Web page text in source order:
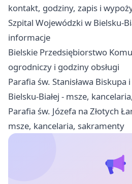
kontakt, godziny, zapis i
Szpital Wojewódzki w Bielsku-
informacje
Bielskie Przedsiębiorstwo
ogrodniczy i godziny obsługi
Parafia św. Stanisława Biskupa
Bielsku-Białej - msze,
Parafia św. Józefa na Złotych
msze, kancelaria, sakramenty